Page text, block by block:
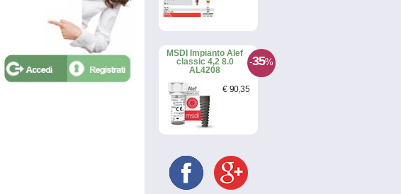
-35%
MSDI Impianto Alef
classic 4,2 8.0
AL4208
€ 90,35